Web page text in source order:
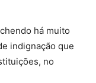
há muito
indignação que
no